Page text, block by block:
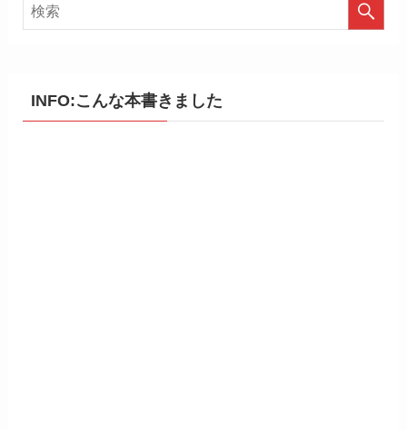
INFO:こんな本書きました